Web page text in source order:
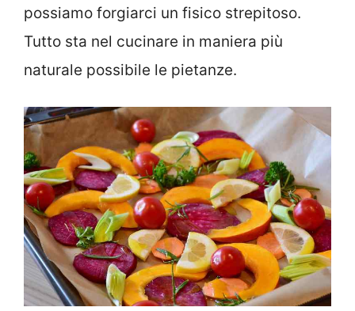
possiamo forgiarci un fisico strepitoso.
Tutto sta nel cucinare in maniera più
naturale possibile le pietanze.